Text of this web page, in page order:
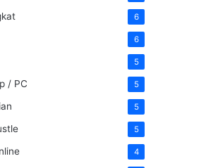
6
6
5
/ PC 5
5
5
4